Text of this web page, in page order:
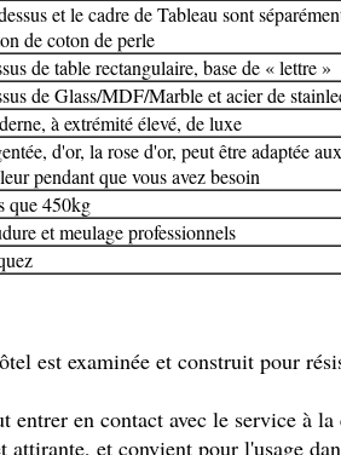
et le cadre de Tableau sont
de coton de perle
de table rectangulaire, base de « lettre »
de Glass/MDF/Marble et acier de
à extrémité élevé, de luxe
d'or, la rose d'or, peut être adaptée
pendant que vous avez besoin
que 450kg
et meulage professionnels
est examinée et construit pour
en contact avec le service à
et convient pour l'usage